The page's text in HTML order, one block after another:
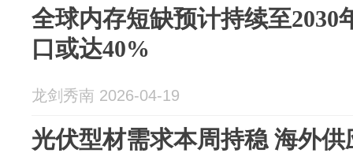
全球内存短缺预计持续至2030
口或达40%
龙剑秀南 2026-04-19
光伏型材需求本周持稳 海外